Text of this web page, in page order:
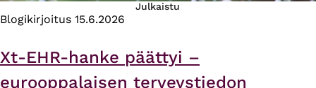
Julkaistu
Blogikirjoitus 15.6.2026
Xt-EHR-hanke päättyi –
eurooppalaisen terveystiedon